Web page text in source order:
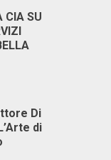
CIA SU
Di
di